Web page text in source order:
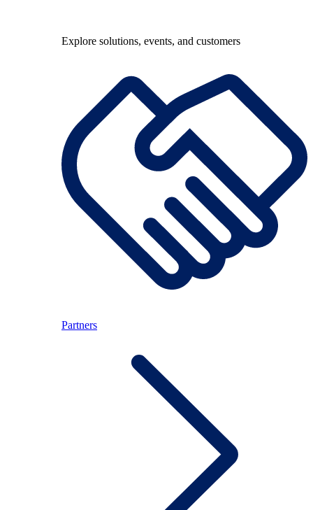
Explore solutions, events, and customers
Partners